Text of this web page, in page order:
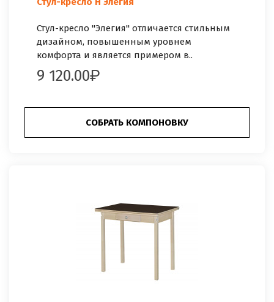
Стул-кресло "Элегия" отличается стильным
дизайном, повышенным уровнем
комфорта и является примером в..
9 120.00
СОБРАТЬ КОМПОНОВКУ